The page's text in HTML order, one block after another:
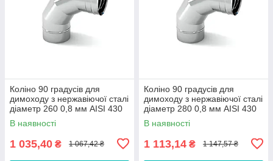
Коліно 90 градусів для
димоходу з нержавіючої сталі
діаметр 260 0,8 мм AISI 430
В наявності
1 035,40 ₴ 1 067,42 ₴
Коліно 90 градусів для
димоходу з нержавіючої сталі
діаметр 280 0,8 мм AISI 430
В наявності
1 113,14 ₴ 1 147,57 ₴